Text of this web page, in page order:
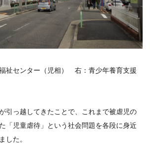
祉センター（児相） 右：青少年養育支援
引っ越してきたことで、これまで被虐児の
「児童虐待」という社会問題を各段に身近
した。